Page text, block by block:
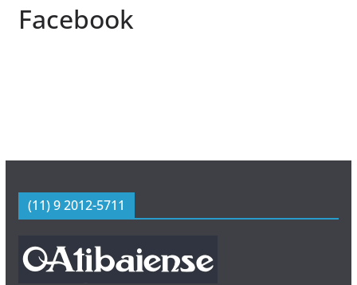
Facebook
(11) 9 2012-5711